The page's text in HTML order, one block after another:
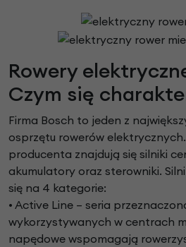
Rowery
Czym się
Firma Bosch to jeden z
osprzętu rowerów
producenta znajdują się silniki
akumulatory oraz sterowniki.
się na 4 kategorie:
• Active Line – seria
wykorzystywanych w centrach
napędowe wspomagają